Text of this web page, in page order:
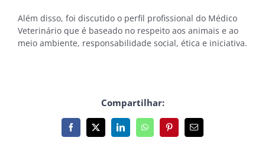
Além disso, foi discutido o perfil profissional do Médico
Veterinário que é baseado no respeito aos animais e ao
meio ambiente, responsabilidade social, ética e iniciativa.
Compartilhar:
Facebook
X LinkedInWhatsAppPinterest
E-
mail